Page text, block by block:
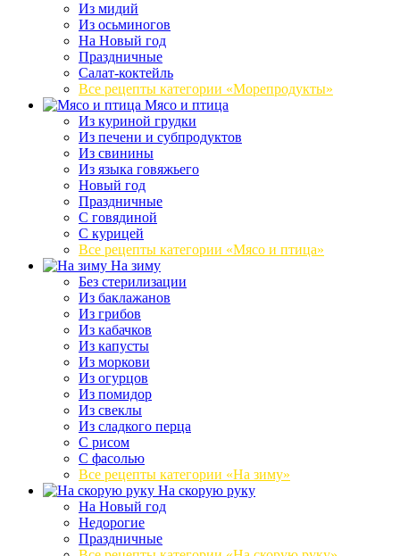
Из мидий
Из осьминогов
На Новый год
Праздничные
Салат-коктейль
Все рецепты категории «Морепродукты»
Мясо и птица
Из куриной грудки
Из печени и субпродуктов
Из свинины
Из языка говяжьего
Новый год
Праздничные
С говядиной
С курицей
Все рецепты категории «Мясо и птица»
На зиму
Без стерилизации
Из баклажанов
Из грибов
Из кабачков
Из капусты
Из моркови
Из огурцов
Из помидор
Из свеклы
Из сладкого перца
С рисом
С фасолью
Все рецепты категории «На зиму»
На скорую руку
На Новый год
Недорогие
Праздничные